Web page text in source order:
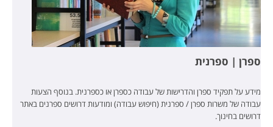
ספרן | ספרנית
מידע על תפקיד ספרן והדרישות של עבודה כספרן או כספרנית. בנוסף הצעות
עבודה של משרות ספרן / ספרנית (חיפוש עבודה) ומודעות דרושים ספרנים באתר
דרושים בחינוך.